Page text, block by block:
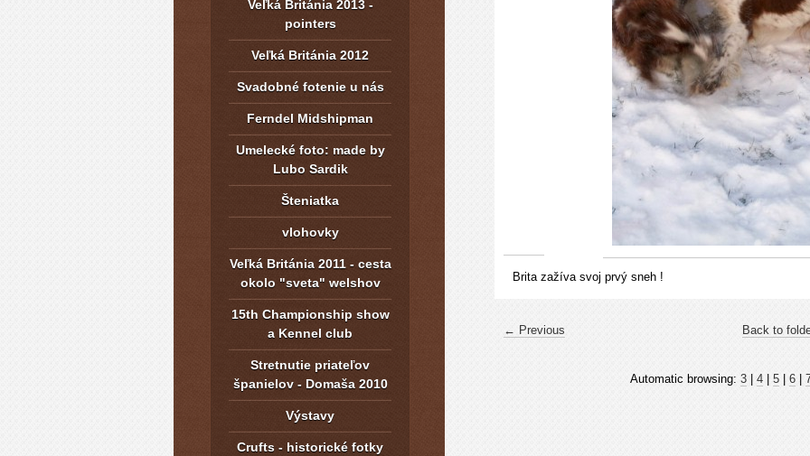
Brita zažíva svoj prvý sneh !
← Previous Back to
Automatic browsing: 3 4 5 6
Veľká Británia 2013 -
pointers
Veľká Británia 2012
Svadobné fotenie u nás
Ferndel Midshipman
Umelecké foto: made by
Lubo Sardik
Šteniatka
vlohovky
Veľká Británia 2011 - cesta
okolo "sveta" welshov
15th Championship show
a Kennel club
Stretnutie priateľov
španielov - Domaša 2010
Výstavy
Crufts - historické fotky